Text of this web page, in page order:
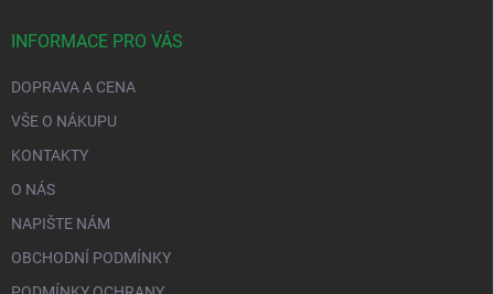
INFORMACE PRO VÁS
DOPRAVA A CENA
VŠE O NÁKUPU
KONTAKTY
O NÁS
NAPIŠTE NÁM
OBCHODNÍ PODMÍNKY